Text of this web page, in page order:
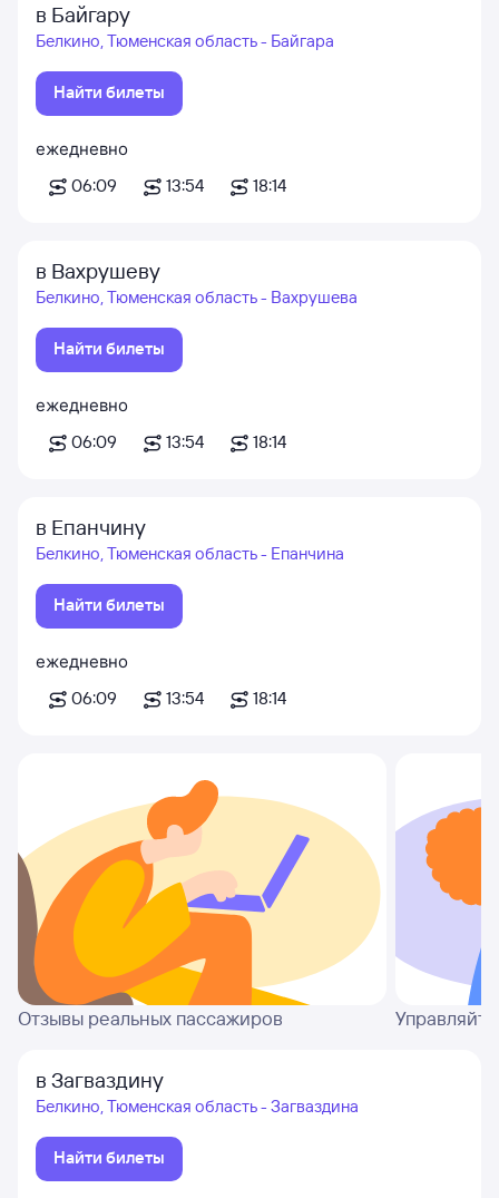
в Байгару
Белкино, Тюменская область - Байгара
Найти билеты
ежедневно
06:09
13:54 18:14
в Вахрушеву
Белкино, Тюменская область - Вахрушева
Найти билеты
ежедневно
06:09
13:54 18:14
в Епанчину
Белкино, Тюменская область - Епанчина
Найти билеты
ежедневно
06:09
13:54 18:14
Отзывы реальных пассажиров
в Загваздину
Белкино, Тюменская область - Загваздина
Найти билеты